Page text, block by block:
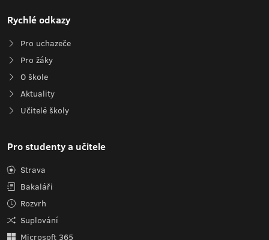
Rychlé odkazy
Pro uchazeče
Pro žáky
O škole
Aktuality
Učitelé školy
Pro studenty a učitele
Strava
Bakaláři
Rozvrh
Suplování
Microsoft 365